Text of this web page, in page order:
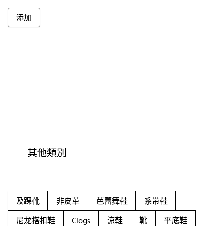
添加
其他類別
及踝靴 非皮革 芭蕾舞鞋
系带鞋
尼龙搭扣鞋
Clogs 涼鞋 靴
平底鞋